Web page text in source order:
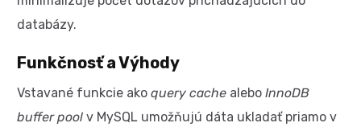
databázy.
Funkčnosť a Výhody
Vstavané funkcie akoquery cache aleboInnoDB
buffer pool v MySQL umožňujú dáta ukladať priamo v